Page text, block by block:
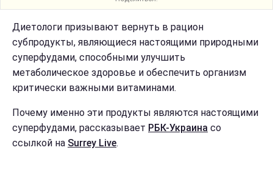
Диетологи призывают вернуть в рацион
субпродукты, являющиеся настоящими природными
суперфудами, способными улучшить
метаболическое здоровье и обеспечить организм
критически важными витаминами.
Почему именно эти продукты являются настоящими
суперфудами, рассказывает РБК-Украина со
ссылкой на Surrey Live.